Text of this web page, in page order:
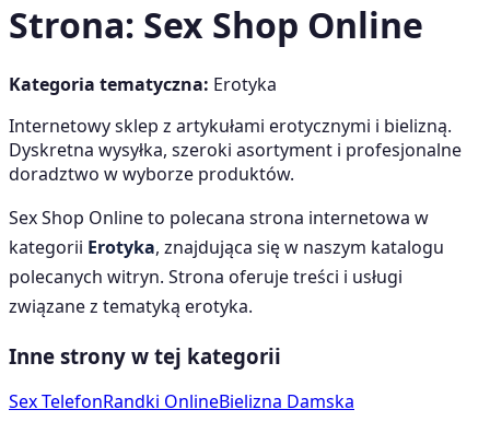
Strona: Sex Shop Online
Kategoria tematyczna: Erotyka
Internetowy sklep z artykułami erotycznymi i bielizną.
Dyskretna wysyłka, szeroki asortyment i profesjonalne
doradztwo w wyborze produktów.
Sex Shop Onlineto polecana strona internetowa w
kategorii Erotyka, znajdująca się w naszym katalogu
polecanych witryn. Strona oferuje treści i usługi
związane z tematyką erotyka.
Inne strony w tej kategorii
Sex TelefonRandki OnlineBielizna Damska